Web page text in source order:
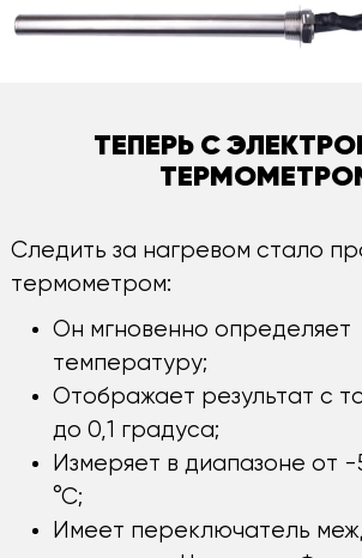
ТЕПЕРЬ С
Следить за нагревом стало
термометром:
Он мгновенно определяет
температуру;
Отображает результат с
до 0,1 градуса;
Измеряет в диапазоне от
°С;
Имеет переключатель